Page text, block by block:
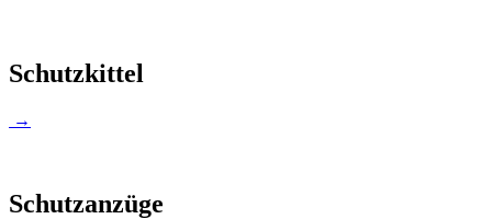
Schutzkittel
→
Schutzanzüge